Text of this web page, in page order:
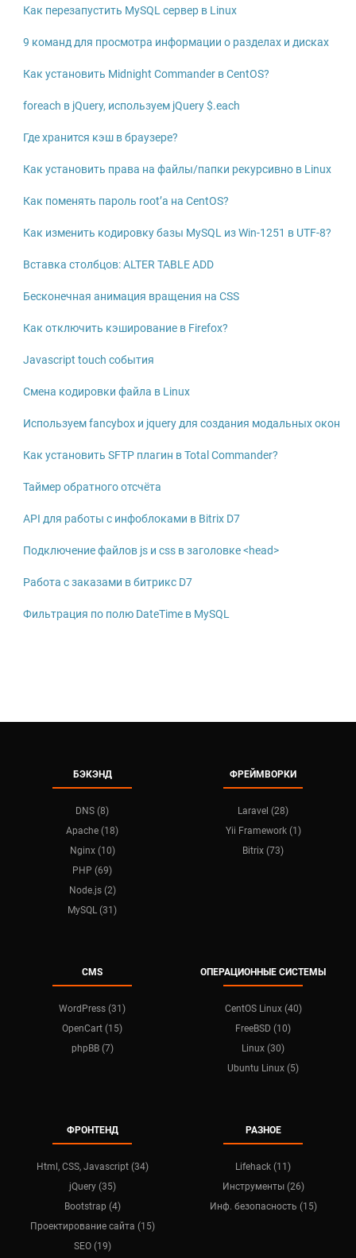
Как перезапустить MySQL сервер в Linux
9 команд для просмотра информации о разделах и дисках
Как установить Midnight Commander в CentOS?
foreach в jQuery, используем jQuery $.each
Где хранится кэш в браузере?
Как установить права на файлы/папки рекурсивно в Linux
Как поменять пароль root’а на CentOS?
Как изменить кодировку базы MySQL из Win-1251 в UTF-8?
Вставка столбцов: ALTER TABLE ADD
Бесконечная анимация вращения на CSS
Как отключить кэширование в Firefox?
Javascript touch события
Смена кодировки файла в Linux
Используем fancybox и jquery для создания модальных окон
Как установить SFTP плагин в Total Commander?
Таймер обратного отсчёта
API для работы с инфоблоками в Bitrix D7
Подключение файлов js и css в заголовке <head>
Работа с заказами в битрикс D7
Фильтрация по полю DateTime в MySQL
БЭКЭНД
DNS (8)
Apache (18)
Nginx (10)
PHP (69)
Node.js (2)
MySQL (31)
ФРЕЙМВОРКИ
Laravel (28)
Yii Framework (1)
Bitrix (73)
CMS
WordPress (31)
OpenCart (15)
phpBB (7)
ОПЕРАЦИОННЫЕ СИСТЕМЫ
CentOS Linux (40)
FreeBSD (10)
Linux (30)
Ubuntu Linux (5)
ФРОНТЕНД
Html, CSS, Javascript (34)
jQuery (35)
Bootstrap (4)
Проектирование сайта (15)
SEO (19)
РАЗНОЕ
Lifehack (11)
Инструменты (26)
Инф. безопасность (15)